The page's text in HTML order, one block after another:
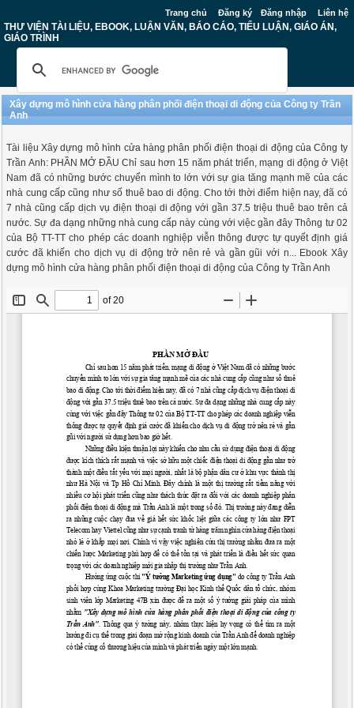
Trang chủ Đăng ký Đăng nhập Liên hệ
THƯ VIỆN TÀI LIỆU, EBOOK, LUẬN VĂN, BÁO CÁO, TIỂU LUẬN, GIÁO ÁN,
GIÁO TRÌNH
Xây dựng mô hình cửa hàng phân phối điện thoại di động của Công ty Trần
Anh
Tài liệu Xây dựng mô hình cửa hàng phân phối điện thoại di động của Công ty
Trần Anh: PHẦN MỞ ĐẦU Chỉ sau hơn 15 năm phát triển, mạng di động ở Việt
Nam đã có những bước chuyển mình to lớn với sự gia tăng mạnh mẽ của các
nhà cung cấp cũng như số thuê bao di động. Cho tới thời điểm hiện nay, đã có
7 nhà cũng cấp dịch vụ điện thoại di động với gần 37.5 triệu thuê bao trên cả
nước. Sự đa dạng những nhà cung cấp này cùng với việc gần đây Thông tư 02
của Bộ TT-TT cho phép các doanh nghiệp viễn thông được tự quyết định giá
cước đã khiến cho dịch vụ di động trở nên rẻ và gần gũi với n... Ebook Xây
dựng mô hình cửa hàng phân phối điện thoại di động của Công ty Trần Anh